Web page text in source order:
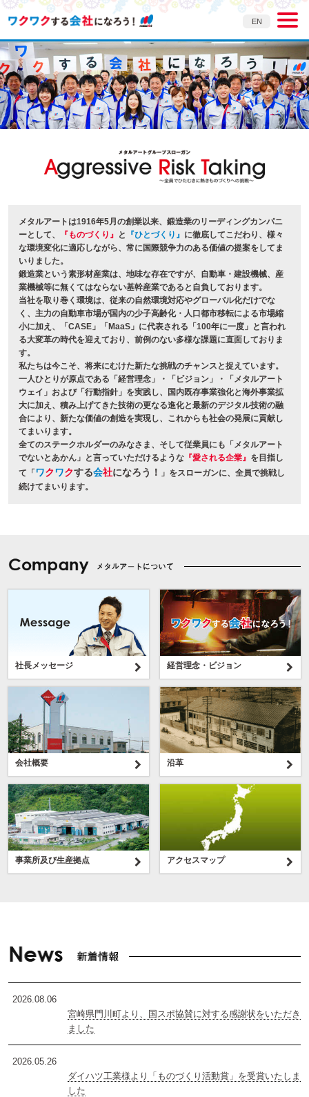
EN
メタルアートは1916年5月の創業以来、鍛造業のリーディングカンパニ
ーとして、
『ものづくり』 と 『ひとづくり』 に徹底してこだわり、様々
な環境変化に適応しながら、常に国際競争力のある価値の提案をしてま
いりました。
鍛造業という素形材産業は、地味な存在ですが、自動車・建設機械、産
業機械等に無くてはならない基幹産業であると自負しております。
当社を取り巻く環境は、従来の自然環境対応やグローバル化だけでな
く、主力の自動車市場が国内の少子高齢化・人口都市移転による市場縮
小に加え、「CASE」「MaaS」に代表される「100年に一度」と言われ
る大変革の時代を迎えており、前例のない多様な課題に直面しておりま
す。
私たちは今こそ、将来にむけた新たな挑戦のチャンスと捉えています。
一人ひとりが原点である「経営理念」・「ビジョン」・「メタルアート
ウェイ」および「行動指針」を実践し、国内既存事業強化と海外事業拡
大に加え、積み上げてきた技術の更なる進化と最新のデジタル技術の融
合により、新たな価値の創造を実現し、これからも社会の発展に貢献し
てまいります。
全てのステークホルダーのみなさま、そして従業員にも「メタルアート
でないとあかん」と言っていただけるような 『愛される企業』 を目指し
て「 ワクワクする会社になろう！
」をスローガンに、全員で挑戦し
続けてまいります。
社長メッセージ 経営理念・ビジョン
会社概要 沿革
事業所及び生産拠点 アクセスマップ
2026.08.06
宮崎県門川町より、国スポ協賛に対する感謝状をいただき
ました
2026.05.26
ダイハツ工業様より「ものづくり活動賞」を受賞いたしま
した